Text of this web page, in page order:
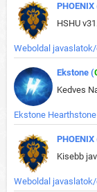
PHOENIX
HSHU
Weboldal javaslatok/
Ekstone (
Kedves
Ekstone
PHOENIX
Kisebb
Weboldal javaslatok/